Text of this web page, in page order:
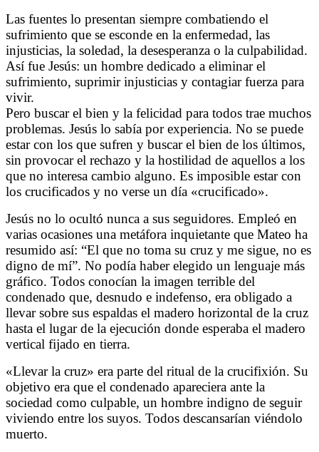
Las fuentes lo presentan siempre combatiendo el
sufrimiento que se esconde en la enfermedad, las
injusticias, la soledad, la desesperanza o la culpabilidad.
Así fue Jesús: un hombre dedicado a eliminar el
sufrimiento, suprimir injusticias y contagiar fuerza para
vivir.
Pero buscar el bien y la felicidad para todos trae muchos
problemas. Jesús lo sabía por experiencia. No se puede
estar con los que sufren y buscar el bien de los últimos,
sin provocar el rechazo y la hostilidad de aquellos a los
que no interesa cambio alguno. Es imposible estar con
los crucificados y no verse un día «crucificado».
Jesús no lo ocultó nunca a sus seguidores. Empleó en
varias ocasiones una metáfora inquietante que Mateo ha
resumido así: “El que no toma su cruz y me sigue, no es
digno de mí”. No podía haber elegido un lenguaje más
gráfico. Todos conocían la imagen terrible del
condenado que, desnudo e indefenso, era obligado a
llevar sobre sus espaldas el madero horizontal de la cruz
hasta el lugar de la ejecución donde esperaba el madero
vertical fijado en tierra.
«Llevar la cruz» era parte del ritual de la crucifixión. Su
objetivo era que el condenado apareciera ante la
sociedad como culpable, un hombre indigno de seguir
viviendo entre los suyos. Todos descansarían viéndolo
muerto.